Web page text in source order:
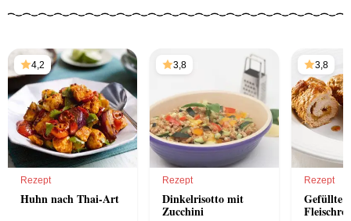
4,2
Rezept
Huhn nach Thai-Art
3,8
Rezept
Dinkelrisotto mit
Zucchini
3,8
Rezept
Gefüllte